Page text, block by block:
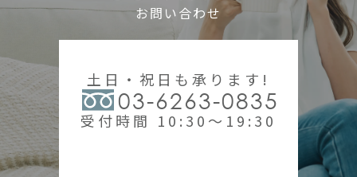
お問い合わせ
土日・祝日も承ります!
03-6263-0835
受付時間 10:30～19:30